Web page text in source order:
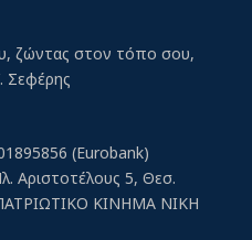
ζώντας στον τόπο σου,
Σεφέρης
(Eurobank)
Αριστοτέλους 5, Θεσ.
ΚΙΝΗΜΑ ΝΙΚΗ